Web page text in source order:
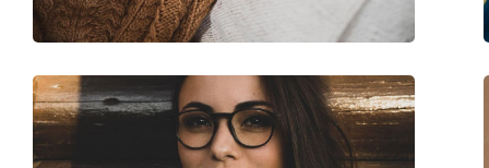
Kod: 0PR 01WV 07F1O1